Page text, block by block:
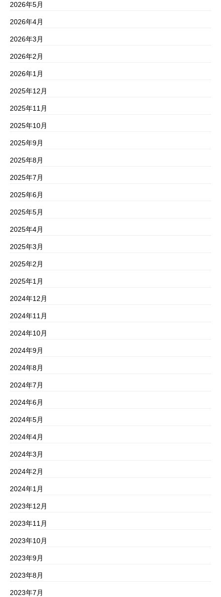
2026年5月
2026年4月
2026年3月
2026年2月
2026年1月
2025年12月
2025年11月
2025年10月
2025年9月
2025年8月
2025年7月
2025年6月
2025年5月
2025年4月
2025年3月
2025年2月
2025年1月
2024年12月
2024年11月
2024年10月
2024年9月
2024年8月
2024年7月
2024年6月
2024年5月
2024年4月
2024年3月
2024年2月
2024年1月
2023年12月
2023年11月
2023年10月
2023年9月
2023年8月
2023年7月